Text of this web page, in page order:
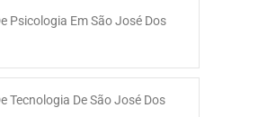
Psicologia Em São José Dos
Tecnologia De São José Dos